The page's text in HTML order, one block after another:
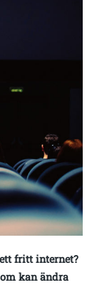
fritt internet?
kan ändra